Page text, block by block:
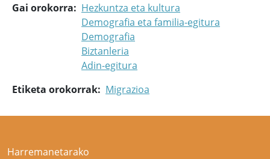
Gai orokorra
Hezkuntza eta kultura
Demografia eta familia-egitura
Demografia
Biztanleria
Adin-egitura
Etiketa orokorrak
Migrazioa
Harremanetarako